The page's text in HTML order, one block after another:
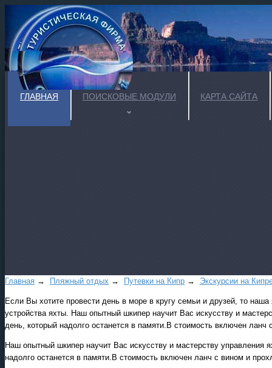
ГЛАВНАЯ ПОИСКОВЫЕ МОДУЛИ КАРТА САЙТА
Главная → Пляжный отдых → Путевки на Кипр → Экскурсии на
Если Вы хотите провести день в море в кругу семьи и друзей, то
устройства яхты. Наш опытный шкипер научит Вас искусству и
день, который надолго останется в памяти.В стоимость включен
Наш опытный шкипер научит Вас искусству и мастерству
надолго останется в памяти.В стоимость включен ланч с вином и